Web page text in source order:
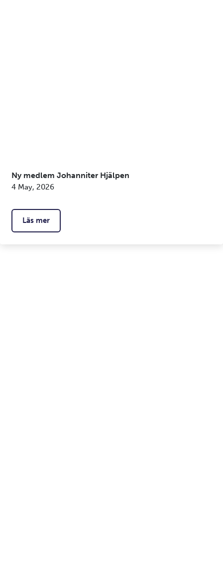
Ny medlem Johanniter Hjälpen
4 May, 2026
Läs mer